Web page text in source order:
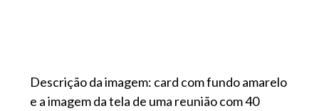
Descrição da imagem: card com fundo amarelo
e a imagem da tela de uma reunião com 40